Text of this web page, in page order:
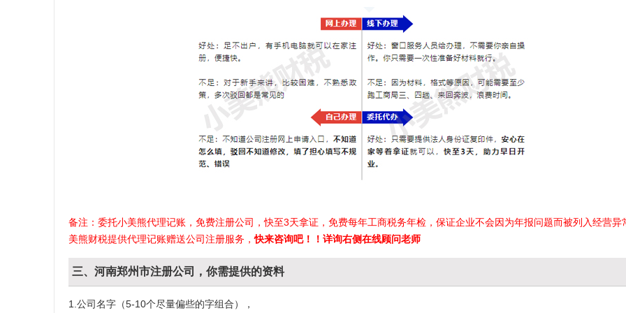
备注：委托小美熊代理记账，免费注册公司，快至3天拿证，免费每年工商税务年检，保证企业不会因为年报问题而被列入经营异
美熊财税提供代理记账赠送公司注册服务，快来咨询吧！！详询右侧在线顾问老师
三、河南郑州市注册公司，你需提供的资料
1.公司名字（5-10个尽量偏些的字组合），